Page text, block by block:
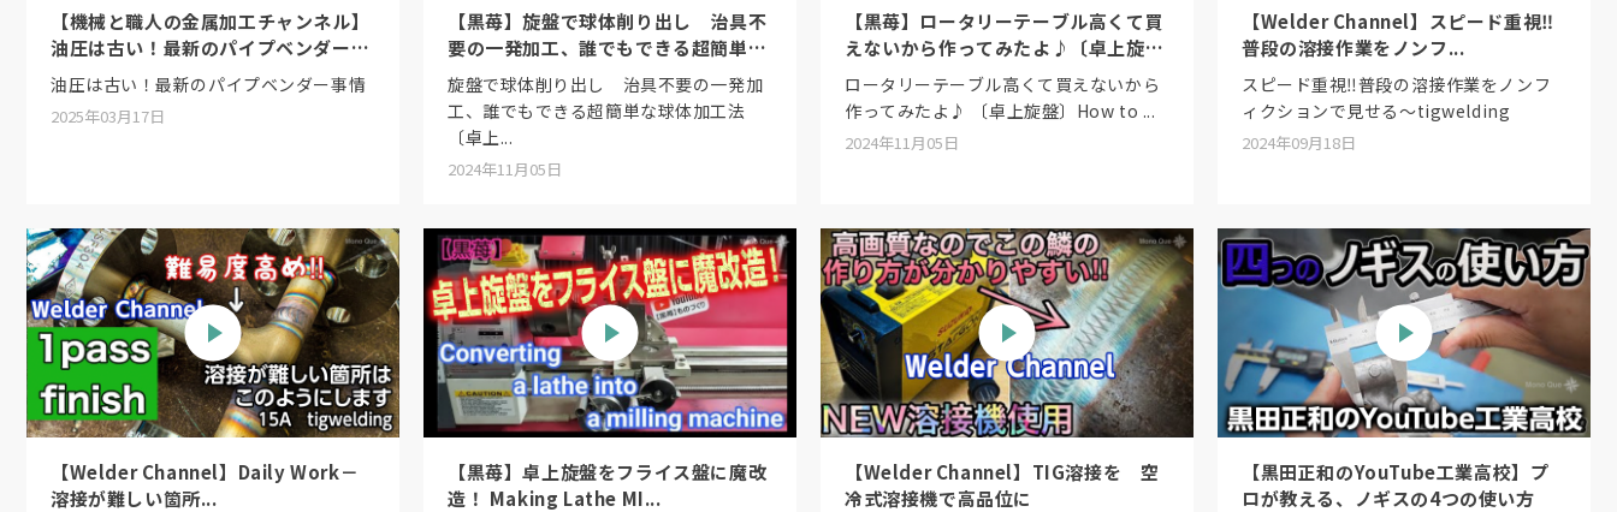
【機械と職人の金属加工チャンネル】
油圧は古い！最新のパイプベンダー事
情
油圧は古い！最新のパイプベンダー事情
2025年03月17日
【黒苺】旋盤で球体削り出し 治具不
要の一発加工、誰でもできる超簡単な
球...
旋盤で球体削り出し 治具不要の一発加
工、誰でもできる超簡単な球体加工法
〔卓上...
2024年11月05日
【黒苺】ロータリーテーブル高くて買
えないから作ってみたよ♪〔卓上旋
盤〕...
ロータリーテーブル高くて買えないから
作ってみたよ♪ 〔卓上旋盤〕How to ...
2024年11月05日
【Welder Channel】スピード重視‼︎
普段の溶接作業をノンフ...
スピード重視‼︎普段の溶接作業をノンフ
ィクションで見せる〜tigwelding
2024年09月18日
【Welder Channel】Daily Work－
溶接が難しい箇所...
【黒苺】卓上旋盤をフライス盤に魔改
造！ Making Lathe MI...
【Welder Channel】TIG溶接を 空
冷式溶接機で高品位に
【黒田正和のYouTube工業高校】プ
ロが教える、ノギスの4つの使い方